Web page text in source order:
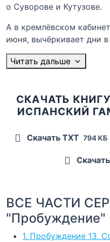
о Суворове и Кутузове.
А в кремлёвском
июня, вычёркивает дни в
Читать дальше
СКАЧАТЬ
ИСПАНСКИЙ
Скачать TXT 794 КБ
ВСЕ ЧАСТИ
"Пробуждение"
1. Пробуждение 13.